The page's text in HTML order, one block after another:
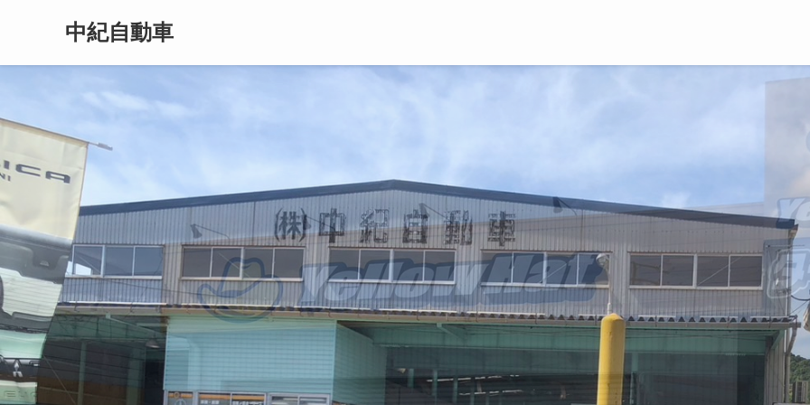
中紀自動車
車の乗り換えよーかなぁ
車の乗り換えよーかなぁ